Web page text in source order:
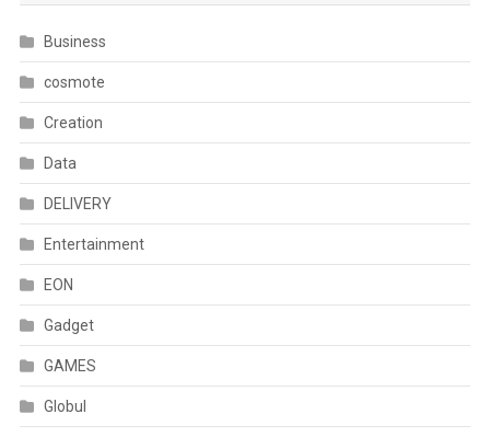
Business
cosmote
Creation
Data
DELIVERY
Entertainment
EON
Gadget
GAMES
Globul